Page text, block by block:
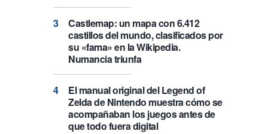
Castlemap: un mapa con 6.412
castillos del mundo, clasificados por
su «fama» en la Wikipedia.
Numancia triunfa
El manual original del Legend of
Zelda de Nintendo muestra cómo se
acompañaban los juegos antes de
que todo fuera digital